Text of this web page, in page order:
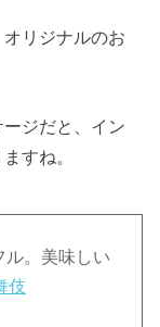
リジナルのお
ジだと、イン
すね。
ル。美味しい
伎